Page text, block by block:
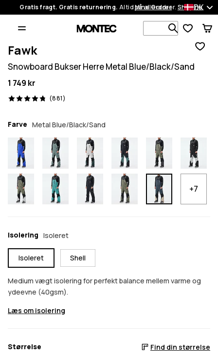
Gratis fragt. Gratis returnering. Altid på alle ordrer. Shop nu
Mine Ordrer DK
Søg i 1
Fawk
Snowboard Bukser Herre Metal Blue/Black/Sand
1 749 kr
(881)
881 anmeldelser, 4.8/5
Farve Metal Blue/Black/Sand
+7
Isolering Isoleret
Isoleret Shell
Medium vægt isolering for perfekt balance mellem varme og
ydeevne (40gsm).
Læs om isolering
Størrelse Find din størrelse